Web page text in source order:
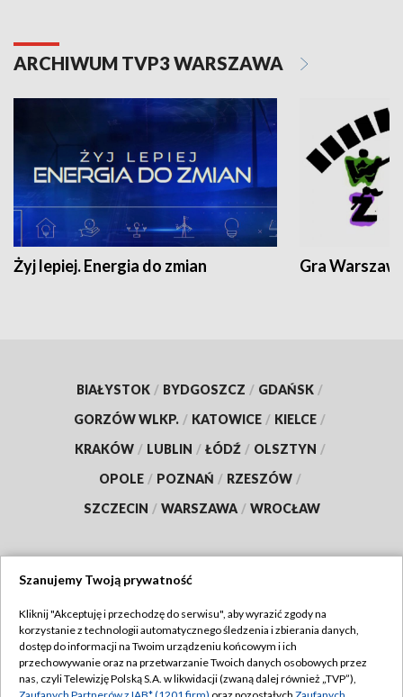
ARCHIWUM TVP3 WARSZAWA
Żyj lepiej. Energia do zmian Gra
BIAŁYSTOK / BYDGOSZCZ / GDAŃSK /
GORZÓW WLKP. / KATOWICE / KIELCE /
KRAKÓW / LUBLIN / ŁÓDŹ / OLSZTYN /
OPOLE / POZNAŃ / RZESZÓW /
SZCZECIN / WARSZAWA / WROCŁAW
TVP
Abonament TVP
Emisja w TVP
Regulamin TVP
Szanujemy Twoją prywatność
Kliknij "Akceptuję i przechodzę do serwisu", aby wyrazić zgody na
korzystanie z technologii automatycznego śledzenia i zbierania danych,
dostęp do informacji na Twoim urządzeniu końcowym i ich
przechowywanie oraz na przetwarzanie Twoich danych osobowych przez
nas, czyli Telewizję Polską S.A. w likwidacji (zwaną dalej również „TVP”),